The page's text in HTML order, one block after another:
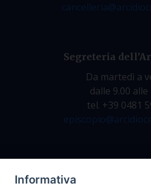
Segreteria
Da martedì a
dalle 9.00 alle
tel. +39 0481
Informativa